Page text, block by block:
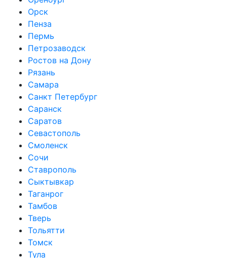
Орск
Пенза
Пермь
Петрозаводск
Ростов на Дону
Рязань
Самара
Санкт Петербург
Саранск
Саратов
Севастополь
Смоленск
Сочи
Ставрополь
Сыктывкар
Таганрог
Тамбов
Тверь
Тольятти
Томск
Тула